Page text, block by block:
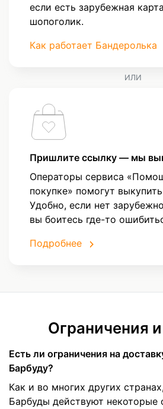
если есть зарубежная
шопоголик.
Как работает Бандеролька
ИЛИ
Пришлите ссылку — мы
Операторы сервиса
покупке» помогут
Удобно, если нет
вы боитесь где-то
Подробнее
Ограничения
Есть ли ограничения на
Барбуду?
Как и во многих других
Барбуды действуют некоторые